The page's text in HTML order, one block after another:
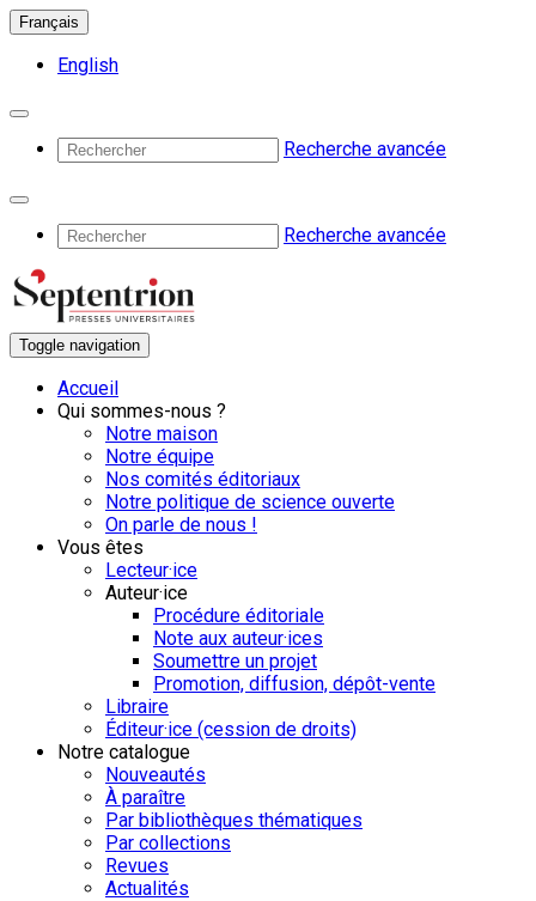
Français
English
Recherche avancée
Recherche avancée
Toggle navigation
Accueil
Qui sommes-nous ?
Notre maison
Notre équipe
Nos comités éditoriaux
Notre politique de science ouverte
On parle de nous !
Vous êtes
Lecteur·ice
Auteur·ice
Procédure éditoriale
Note aux auteur·ices
Soumettre un projet
Promotion, diffusion, dépôt-vente
Libraire
Éditeur·ice (cession de droits)
Notre catalogue
Nouveautés
À paraître
Par bibliothèques thématiques
Par collections
Revues
Actualités